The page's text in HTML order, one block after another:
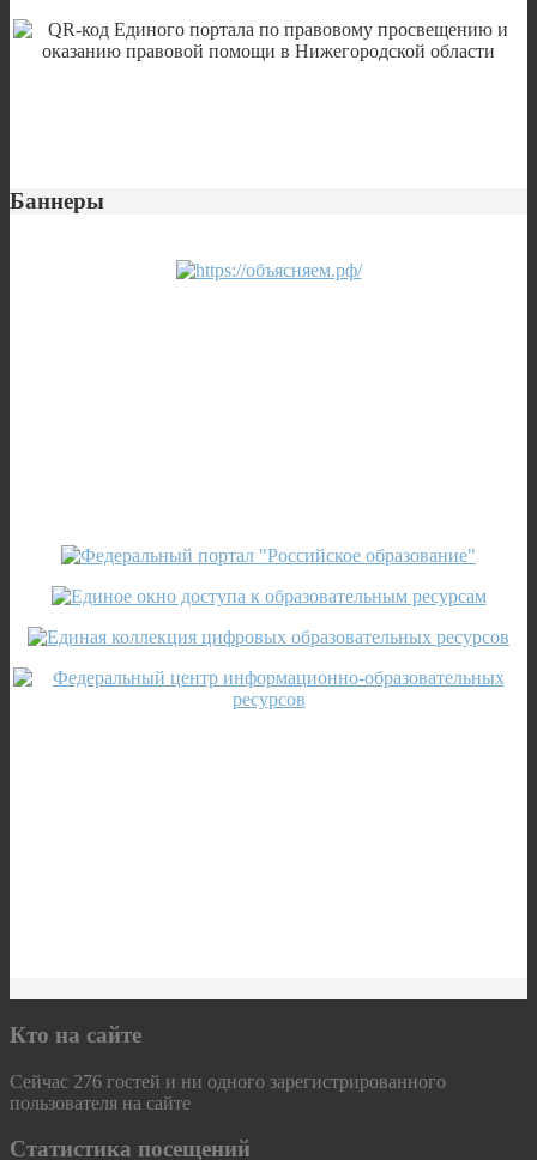
Баннеры
Кто на сайте
Сейчас 276 гостей и ни одного зарегистрированного
пользователя на сайте
Статистика посещений